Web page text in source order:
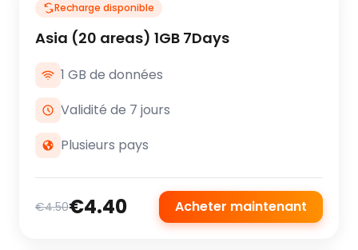
Recharge disponible
Asia (20 areas) 1GB 7Days
1 GB de données
Validité de 7 jours
Plusieurs pays
€4.50€4.40 Acheter maintenant